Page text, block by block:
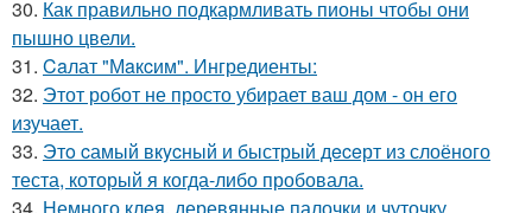
30. Как правильно подкармливать пионы чтобы они
пышно цвели.
31. Caлат "Мaкcим". Ингредиенты:
32. Этот робот не просто убирает ваш дом - он его
изучает.
33. Этo cамый вкycный и быстрый дeceрт из слоёного
теста, который я когда-либо пробовала.
34. Немного клея, деревянные палочки и чуточку